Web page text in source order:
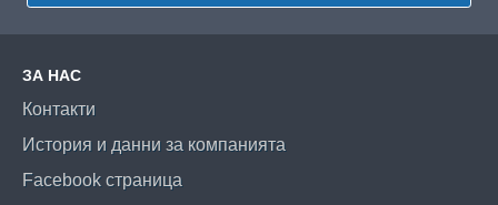
ЗА НАС
Контакти
История и данни за компанията
Facebook страница